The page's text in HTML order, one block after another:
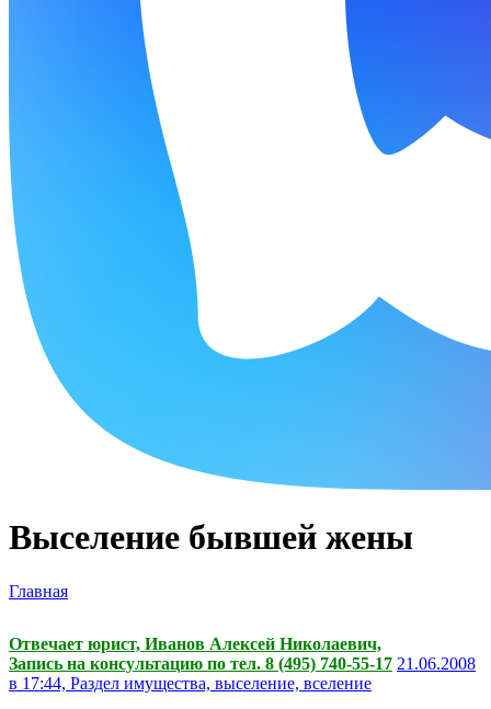
Выселение бывшей жены
Главная
Отвечает юрист, Иванов Алексей Николаевич,
Запись на консультацию по тел. 8 (495) 740-55-17 21.06.2008
в 17:44, Раздел имущества, выселение, вселение